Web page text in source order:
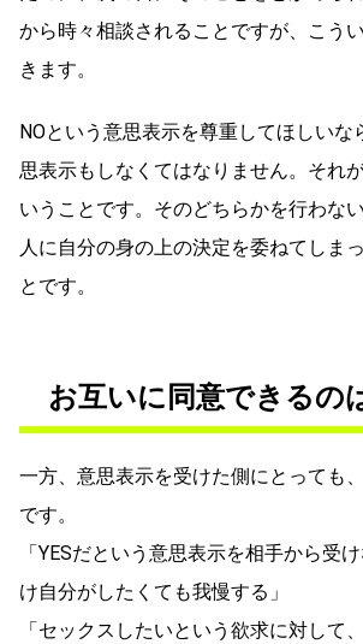
から時々相談されることですが、こう
きます。
NOという意思表示を尊重してほしいな
思表示もしなくてはなりません。それ
いうことです。そのどちらかを行わな
人に自分の身の上の決定を委ねてしま
とです。
お互いに同意できるの
一方、意思表示を受けた側にとっても
です。
「YESだという意思表示を相手から受
け自分がしたくても我慢する」
「セックスしたいという欲求に対して